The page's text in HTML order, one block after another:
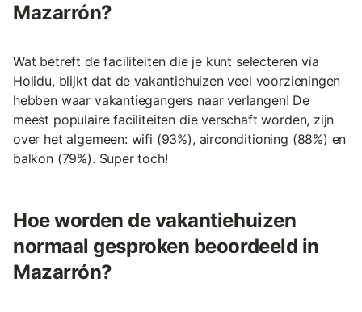
Mazarrón?
Wat betreft de faciliteiten die je kunt selecteren via
Holidu, blijkt dat de vakantiehuizen veel voorzieningen
hebben waar vakantiegangers naar verlangen! De
meest populaire faciliteiten die verschaft worden, zijn
over het algemeen: wifi (93%), airconditioning (88%) en
balkon (79%). Super toch!
Hoe worden de vakantiehuizen
normaal gesproken beoordeeld in
Mazarrón?